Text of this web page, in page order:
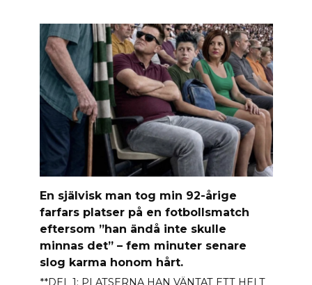
En självisk man tog min 92-årige
farfars platser på en fotbollsmatch
eftersom ”han ändå inte skulle
minnas det” – fem minuter senare
slog karma honom hårt.
**DEL 1: PLATSERNA HAN VÄNTAT ETT HELT